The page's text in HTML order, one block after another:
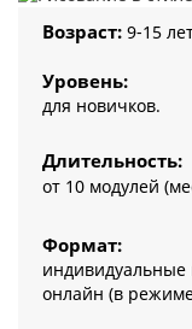
Возраст: 9-15
Уровень:
для новичков.
Длительность:
от 10 модулей
Формат:
индивидуальные
онлайн (в